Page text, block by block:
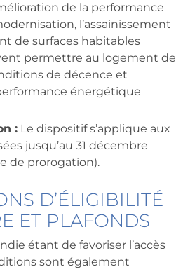
de la performance
l’assainissement
de surfaces habitables
permettre au logement de
de décence et
énergétique
: Le dispositif s’applique aux
jusqu’au 31 décembre
de prorogation).
D’ÉLIGIBILITÉ
ET PLAFONDS
étant de favoriser l’accès
sont également